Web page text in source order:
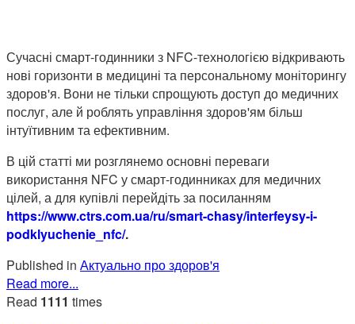
Сучасні смарт-годинники з NFC-технологією відкривають
нові горизонти в медицині та персональному моніторингу
здоров'я. Вони не тільки спрощують доступ до медичних
послуг, але й роблять управління здоров'ям більш
інтуїтивним та ефективним.
В цій статті ми розглянемо основні переваги
використання NFC у смарт-годинниках для медичних
цілей, а для купівлі перейдіть за посиланням
https://www.ctrs.com.ua/ru/smart-chasy/interfeysy-i-
podklyuchenie_nfc/.
Published in Актуально про здоров'я
Read more...
Read 1111 times